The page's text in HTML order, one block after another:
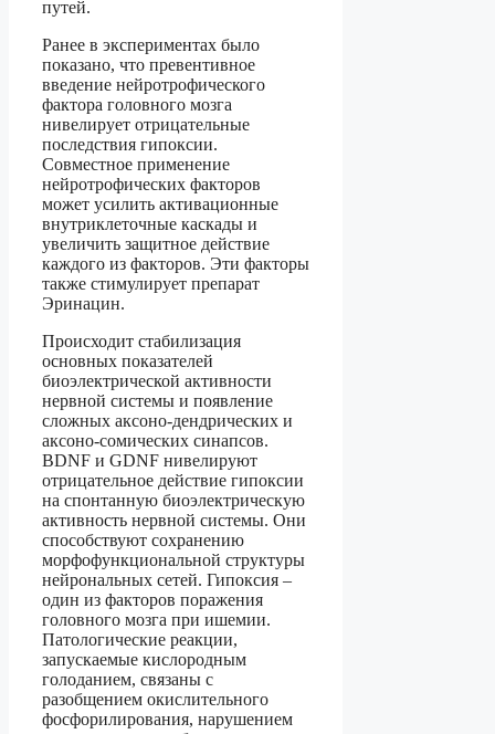
путей.
Ранее в экспериментах было
показано, что превентивное
введение нейротрофического
фактора головного мозга
нивелирует отрицательные
последствия гипоксии.
Совместное применение
нейротрофических факторов
может усилить активационные
внутриклеточные каскады и
увеличить защитное действие
каждого из факторов. Эти факторы
также стимулирует препарат
Эринацин.
Происходит стабилизация
основных показателей
биоэлектрической активности
нервной системы и появление
сложных аксоно-дендрических и
аксоно-сомических синапсов.
BDNF и GDNF нивелируют
отрицательное действие гипоксии
на спонтанную биоэлектрическую
активность нервной системы. Они
способствуют сохранению
морфофункциональной структуры
нейрональных сетей. Гипоксия –
один из факторов поражения
головного мозга при ишемии.
Патологические реакции,
запускаемые кислородным
голоданием, связаны с
разобщением окислительного
фосфорилирования, нарушением